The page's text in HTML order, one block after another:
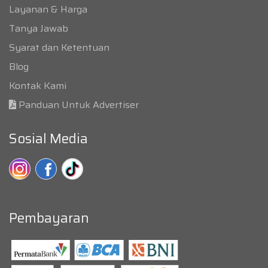
Layanan & Harga
Tanya Jawab
Syarat dan Ketentuan
Blog
Kontak Kami
Panduan Untuk Advertiser
Sosial Media
Pembayaran